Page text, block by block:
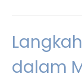
dalam